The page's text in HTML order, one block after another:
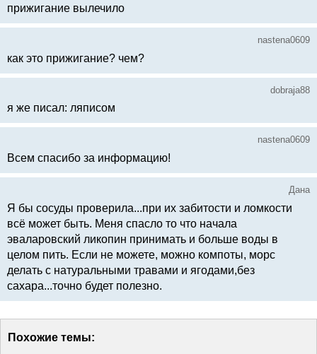
прижигание вылечило
nastena0609
как это прижигание? чем?
dobraja88
я же писал: ляписом
nastena0609
Всем спасибо за информацию!
Дана
Я бы сосуды проверила...при их забитости и ломкости
всё может быть. Меня спасло то что начала
эваларовский ликопин принимать и больше воды в
целом пить. Если не можете, можно компоты, морс
делать с натуральными травами и ягодами,без
сахара...точно будет полезно.
Похожие темы: